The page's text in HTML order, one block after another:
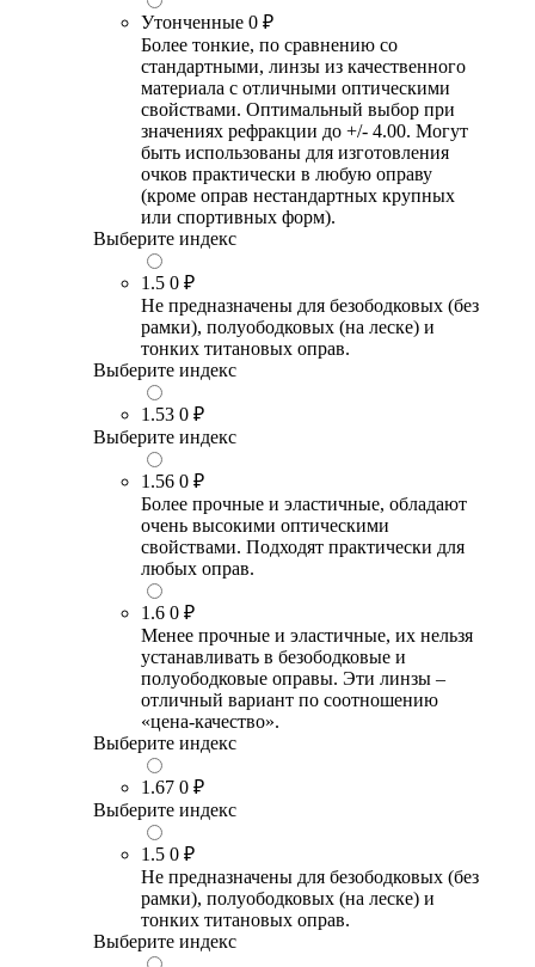
Утонченные 0 ₽
Более тонкие, по сравнению со
стандартными, линзы из качественного
материала с отличными оптическими
свойствами. Оптимальный выбор при
значениях рефракции до +/- 4.00. Могут
быть использованы для изготовления
очков практически в любую оправу
(кроме оправ нестандартных крупных
или спортивных форм).
Выберите индекс
1.5 0 ₽
Не предназначены для безободковых (без
рамки), полуободковых (на леске) и
тонких титановых оправ.
Выберите индекс
1.53 0 ₽
Выберите индекс
1.56 0 ₽
Более прочные и эластичные, обладают
очень высокими оптическими
свойствами. Подходят практически для
любых оправ.
1.6 0 ₽
Менее прочные и эластичные, их нельзя
устанавливать в безободковые и
полуободковые оправы. Эти линзы –
отличный вариант по соотношению
«цена-качество».
Выберите индекс
1.67 0 ₽
Выберите индекс
1.5 0 ₽
Не предназначены для безободковых (без
рамки), полуободковых (на леске) и
тонких титановых оправ.
Выберите индекс